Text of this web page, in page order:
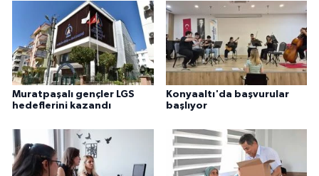
Muratpaşalı gençler LGS
hedeflerini kazandı
Konyaaltı'da başvurular
başlıyor